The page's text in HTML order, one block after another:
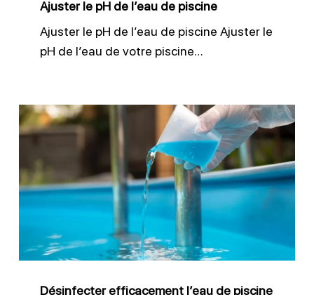
Ajuster le pH de l’eau de piscine
Ajuster le pH de l’eau de piscine Ajuster le
pH de l’eau de votre piscine…
Désinfecter
efficacement
l’eau
de
piscine
Désinfecter efficacement l’eau de piscine